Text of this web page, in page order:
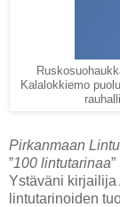
Kalalokkiemo
Pirkanmaan
”100 lintutarinaa
Ystäväni kirjailija
lintutarinoiden